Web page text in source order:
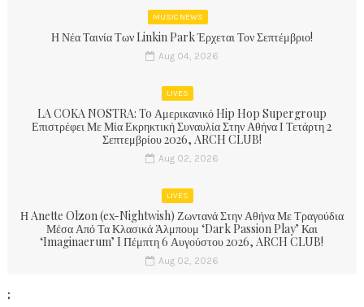
MUSIC NEWS
Η Νέα Ταινία Των Linkin Park Έρχεται Τον Σεπτέμβριο!
Aug 04, 2026
LIVES
LA COKA NOSTRA: To Αμερικανικό Hip Hop Supergroup
Επιστρέφει Με Μία Εκρηκτική Συναυλία Στην Αθήνα Ι Τετάρτη 2
Σεπτεμβρίου 2026, ARCH CLUB!
Aug 02, 2026
LIVES
Η Anette Olzon (ex-Nightwish) Ζωντανά Στην Αθήνα Με Τραγούδια
Μέσα Από Τα Κλασικά Άλμπουμ ‘Dark Passion Play’ Και
‘Imaginaerum’ I Πέμπτη 6 Αυγούστου 2026, ARCH CLUB!
Aug 02, 2026
;